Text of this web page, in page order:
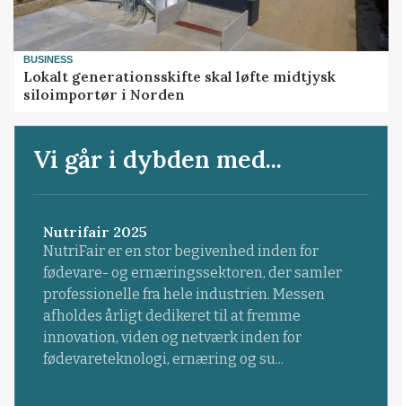
BUSINESS
Lokalt generationsskifte skal løfte midtjysk
siloimportør i Norden
Vi går i dybden med...
Nutrifair 2025
NutriFair er en stor begivenhed inden for
fødevare- og ernæringssektoren, der samler
professionelle fra hele industrien. Messen
afholdes årligt dedikeret til at fremme
innovation, viden og netværk inden for
fødevareteknologi, ernæring og su...